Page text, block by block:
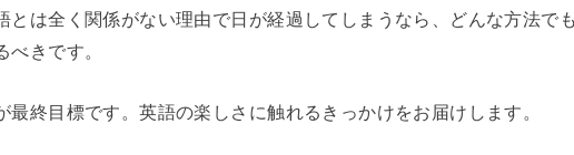
とは全く関係がない理由で日が経過してしまうなら、どんな方法でも
きです。
終目標です。英語の楽しさに触れるきっかけをお届けします。